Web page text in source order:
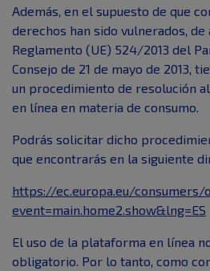
Además, en el supuesto de que
derechos han sido vulnerados, de
Reglamento (UE) 524/2013 del
Consejo de 21 de mayo de 2013,
un procedimiento de resolución
en línea en materia de consumo.
Podrás solicitar dicho
que encontrarás en la siguiente
https://ec.europa.eu/
event=main.home2.show&lng=ES
El uso de la plataforma en línea
obligatorio. Por lo tanto, como